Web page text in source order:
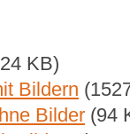
KB)
Bildern
Bilder (94